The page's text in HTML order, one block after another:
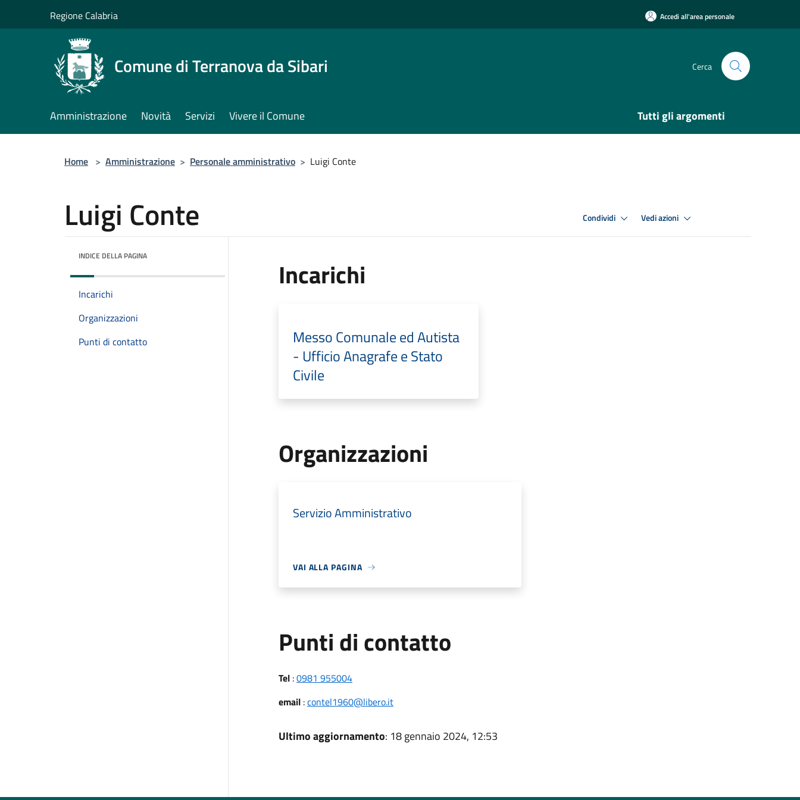
Regione Calabria Accedi all'area personale
Comune di Terranova da Sibari Cerca
Amministrazione Novità Servizi Vivere il Comune Tutti gli argomenti
Home > Amministrazione > Personale amministrativo > Luigi Conte
Luigi Conte Condividi Vedi azioni
INDICE DELLA PAGINA
Incarichi
Organizzazioni
Punti di contatto
Incarichi
Messo Comunale ed Autista
- Ufficio Anagrafe e Stato
Civile
Organizzazioni
Servizio Amministrativo
VAI ALLA PAGINA
Punti di contatto
Tel:0981 955004
email:contel1960@libero.it
Ultimo aggiornamento: 18 gennaio 2024, 12:53